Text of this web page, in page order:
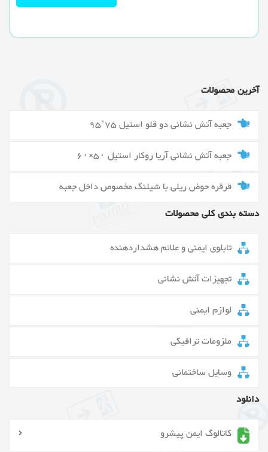
آخرین محصولات
جعبه آتش نشانی دو قلو استیل 75*95
جعبه آتش نشانی آریا روکار استیل ۵۰×۶۰
قرقره حوض ریلی با شیلنگ مخصوص داخل جعبه
دسته بندی کلی محصولات
تابلوی ایمنی و علائم هشداردهنده
تجهیزات آتش نشانی
لوازم ایمنی
ملزومات ترافیکی
وسایل ساختمانی
دانلود
کاتالوگ ایمن پیشرو